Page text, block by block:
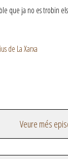
que ja no es trobin
de La Xarxa
Veure més